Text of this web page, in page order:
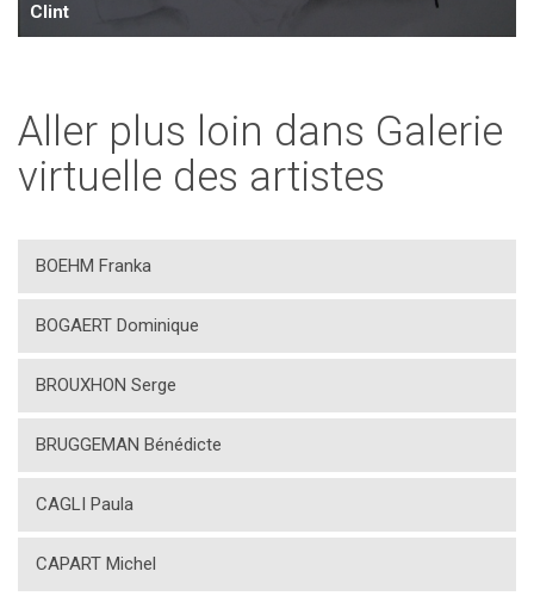
Clint
Aller plus loin dans Galerie
virtuelle des artistes
BOEHM Franka
BOGAERT Dominique
BROUXHON Serge
BRUGGEMAN Bénédicte
CAGLI Paula
CAPART Michel